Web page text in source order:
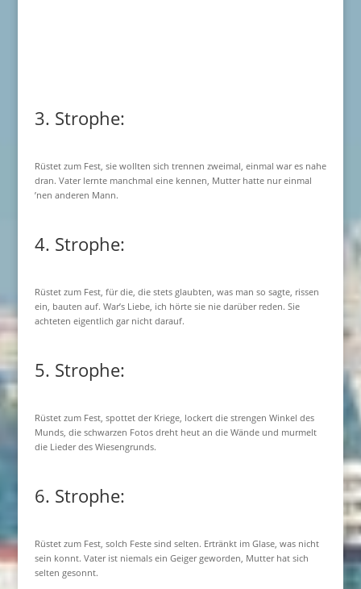
3. Strophe:
Rüstet zum Fest, sie wollten sich trennen zweimal, einmal war es nahe
dran. Vater lernte manchmal eine kennen, Mutter hatte nur einmal
’nen anderen Mann.
4. Strophe:
Rüstet zum Fest, für die, die stets glaubten, was man so sagte, rissen
ein, bauten auf. War’s Liebe, ich hörte sie nie darüber reden. Sie
achteten eigentlich gar nicht darauf.
5. Strophe:
Rüstet zum Fest, spottet der Kriege, lockert die strengen Winkel des
Munds, die schwarzen Fotos dreht heut an die Wände und murmelt
die Lieder des Wiesengrunds.
6. Strophe:
Rüstet zum Fest, solch Feste sind selten. Ertränkt im Glase, was nicht
sein konnt. Vater ist niemals ein Geiger geworden, Mutter hat sich
selten gesonnt.